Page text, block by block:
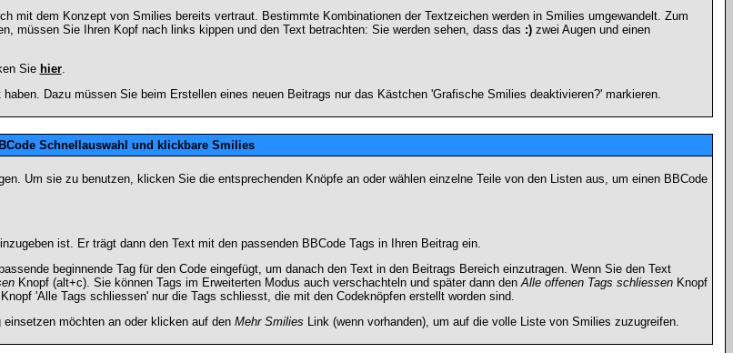
mit dem Konzept von Smilies bereits vertraut. Bestimmte Kombinationen der Textzeichen werden in Smilies umgewandelt. Zum
müssen Sie Ihren Kopf nach links kippen und den Text betrachten: Sie werden sehen, dass das :)zwei Augen und einen
Sie hier.
Dazu müssen Sie beim Erstellen eines neuen Beitrags nur das Kästchen 'Grafische Smilies deaktivieren?' markieren.
Schnellauswahl und klickbare Smilies
Um sie zu benutzen, klicken Sie die entsprechenden Knöpfe an oder wählen einzelne Teile von den Listen aus, um einen BBCode
ist. Er trägt dann den Text mit den passenden BBCode Tags in Ihren Beitrag ein.
beginnende Tag für den Code eingefügt, um danach den Text in den Beitrags Bereich einzutragen. Wenn Sie den Text
Knopf (alt+c). Sie können Tags im Erweiterten Modus auch verschachteln und später dann denAlle offenen Tags schliessenKnopf
'Alle Tags schliessen' nur die Tags schliesst, die mit den Codeknöpfen erstellt worden sind.
möchten an oder klicken auf den Mehr Smilies Link (wenn vorhanden), um auf die volle Liste von Smilies zuzugreifen.